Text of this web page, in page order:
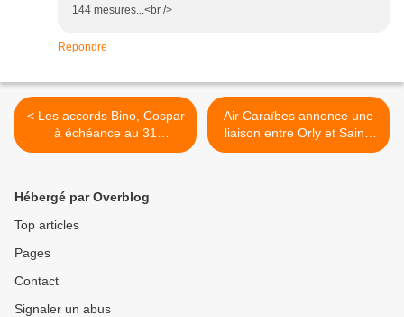
144 mesures...<br />
Répondre
< Les accords Bino, Cospar
à échéance au 31
décembre
Air Caraïbes annonce une
liaison entre Orly et Saint-
Domingue >
Hébergé par Overblog
Top articles
Pages
Contact
Signaler un abus